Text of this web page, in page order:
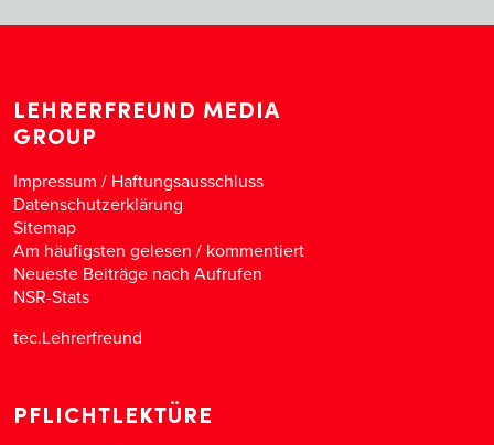
LEHRERFREUND MEDIA
GROUP
Impressum / Haftungsausschluss
Datenschutzerklärung
Sitemap
Am häufigsten gelesen / kommentiert
Neueste Beiträge nach Aufrufen
NSR-Stats
tec.Lehrerfreund
PFLICHTLEKTÜRE